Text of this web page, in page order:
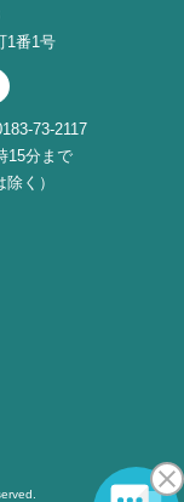
1番1号
73-2117
15分まで
く）